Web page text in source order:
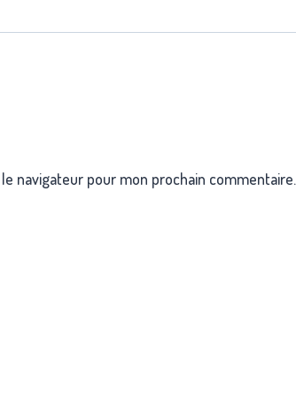
navigateur pour mon prochain commentaire.